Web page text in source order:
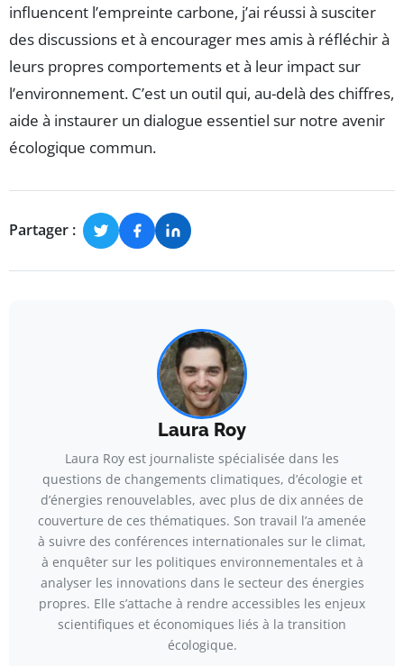
influencent l’empreinte carbone, j’ai réussi à susciter
des discussions et à encourager mes amis à réfléchir à
leurs propres comportements et à leur impact sur
l’environnement. C’est un outil qui, au-delà des chiffres,
aide à instaurer un dialogue essentiel sur notre avenir
écologique commun.
Partager :
Laura Roy
Laura Roy est journaliste spécialisée dans les
questions de changements climatiques, d’écologie et
d’énergies renouvelables, avec plus de dix années de
couverture de ces thématiques. Son travail l’a amenée
à suivre des conférences internationales sur le climat,
à enquêter sur les politiques environnementales et à
analyser les innovations dans le secteur des énergies
propres. Elle s’attache à rendre accessibles les enjeux
scientifiques et économiques liés à la transition
écologique.